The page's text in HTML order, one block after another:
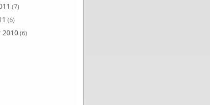
(7)
(6)
2010(6)